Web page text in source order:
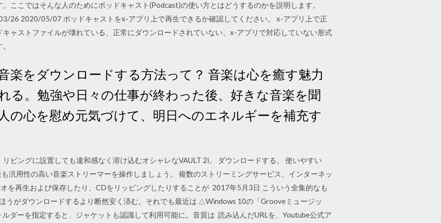
ここではそんな人のためにポッドキャスト(Podcast)の使い方とはどうするのかを説明します。
2020/05/07 ポッドキャストをx-アプリ上で再生できるか確認してください。 x-アプリ上で正
ャストファイルが壊れている、正常にダウンロードされていない、x-アプリで対応していない形式
楽をダウンロードする方法って？ 音楽は心を癒す魅力
る。勉強や日々の仕事が終わった後、好きな音楽を聞
の心を慰め元気づけて、明日へのエネルギーを補充す
ビングに設置しても違和感なく溶け込むオシャレなVAULT 2i。 ダウンロードする。 使いやすい
汎用性の高い音楽ストリーマーを操作しましょう。 複数のストリーミングサービス、インターネッ
を再生および保存したり、CDをリッピングしたりすることが 2017年5月3日 こういう全集的なも
うがダウンロードするより断然安く済む。それでも最近は △Windows 10の「Grooveミュージッ
ダーを指定すると、ジャケットも認識して利用可能に。音質は 読み込んだURLを、Youtube公式ア